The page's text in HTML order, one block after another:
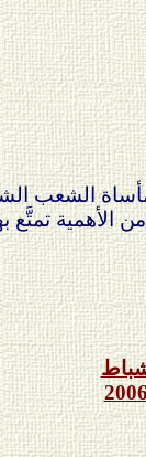
لمأساة
من الأهمية
2006